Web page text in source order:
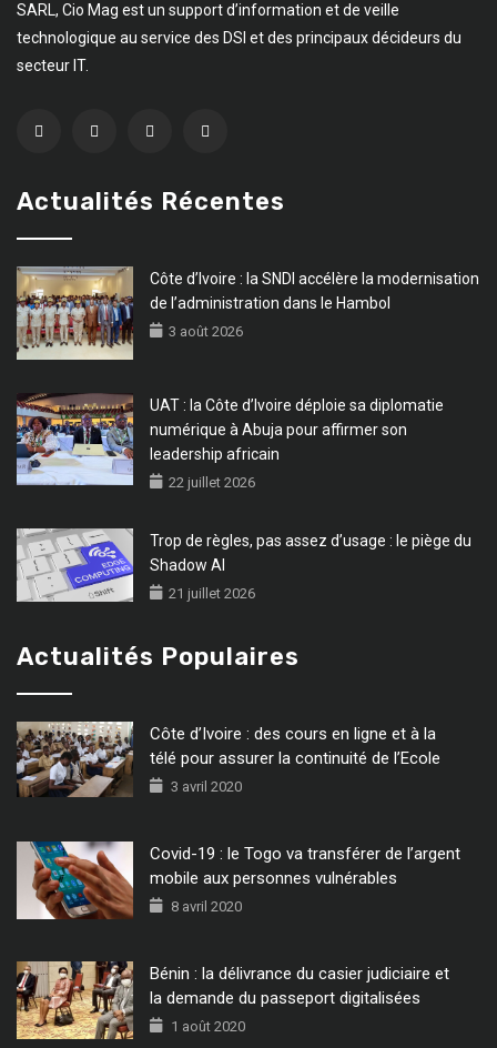
SARL, Cio Mag est un support d’information et de veille
technologique au service des DSI et des principaux décideurs du
secteur IT.
Actualités Récentes
Côte d’Ivoire : la SNDI accélère la modernisation
de l’administration dans le Hambol
3 août 2026
UAT : la Côte d’Ivoire déploie sa diplomatie
numérique à Abuja pour affirmer son
leadership africain
22 juillet 2026
Trop de règles, pas assez d’usage : le piège du
Shadow AI
21 juillet 2026
Actualités Populaires
Côte d’Ivoire : des cours en ligne et à la
télé pour assurer la continuité de l’Ecole
3 avril 2020
Covid-19 : le Togo va transférer de l’argent
mobile aux personnes vulnérables
8 avril 2020
Bénin : la délivrance du casier judiciaire et
la demande du passeport digitalisées
1 août 2020